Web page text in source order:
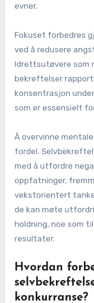
evner.
Fokuset forbedres
ved å redusere
Idrettsutøvere som
bekreftelser
konsentrasjon
som er essensielt
Å overvinne
fordel.
med å utfordre
oppfatninger,
vekstorientert
de kan møte
holdning, noe som
resultater.
Hvordan
konkurranse?